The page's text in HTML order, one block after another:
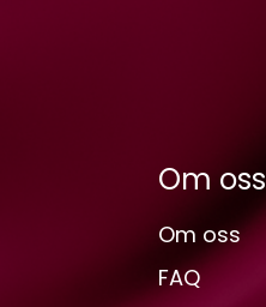
Om oss
Om oss
FAQ